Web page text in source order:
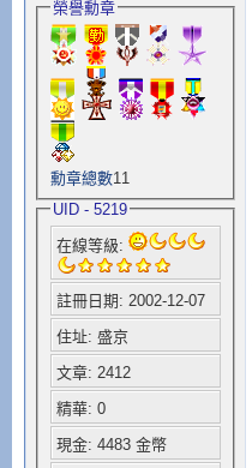
榮譽勳章
勳章總數11
UID - 5219
在線等級:
註冊日期: 2002-12-07
住址: 盛京
文章: 2412
精華: 0
現金: 4483 金幣